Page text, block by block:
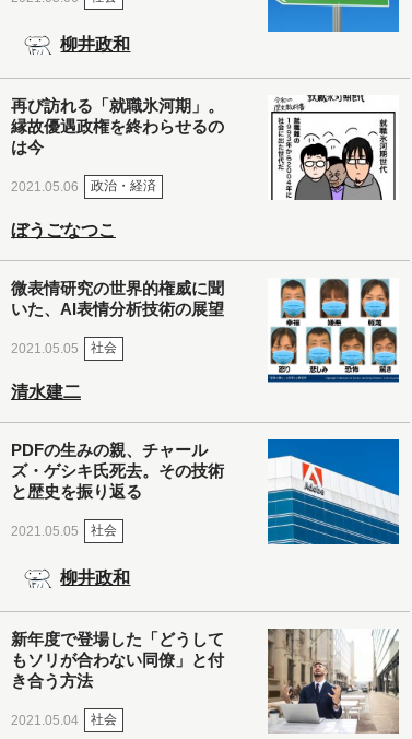
柳井政和
再び訪れる「就職氷河期」。
縁故優遇政権を終わらせるの
は今
2021.05.06 政治・経済
ぼうごなつこ
微表情研究の世界的権威に聞
いた、AI表情分析技術の展望
2021.05.05 社会
清水建二
PDFの生みの親、チャール
ズ・ゲシキ氏死去。その技術
と歴史を振り返る
2021.05.05 社会
柳井政和
新年度で登場した「どうして
もソリが合わない同僚」と付
き合う方法
2021.05.04 社会